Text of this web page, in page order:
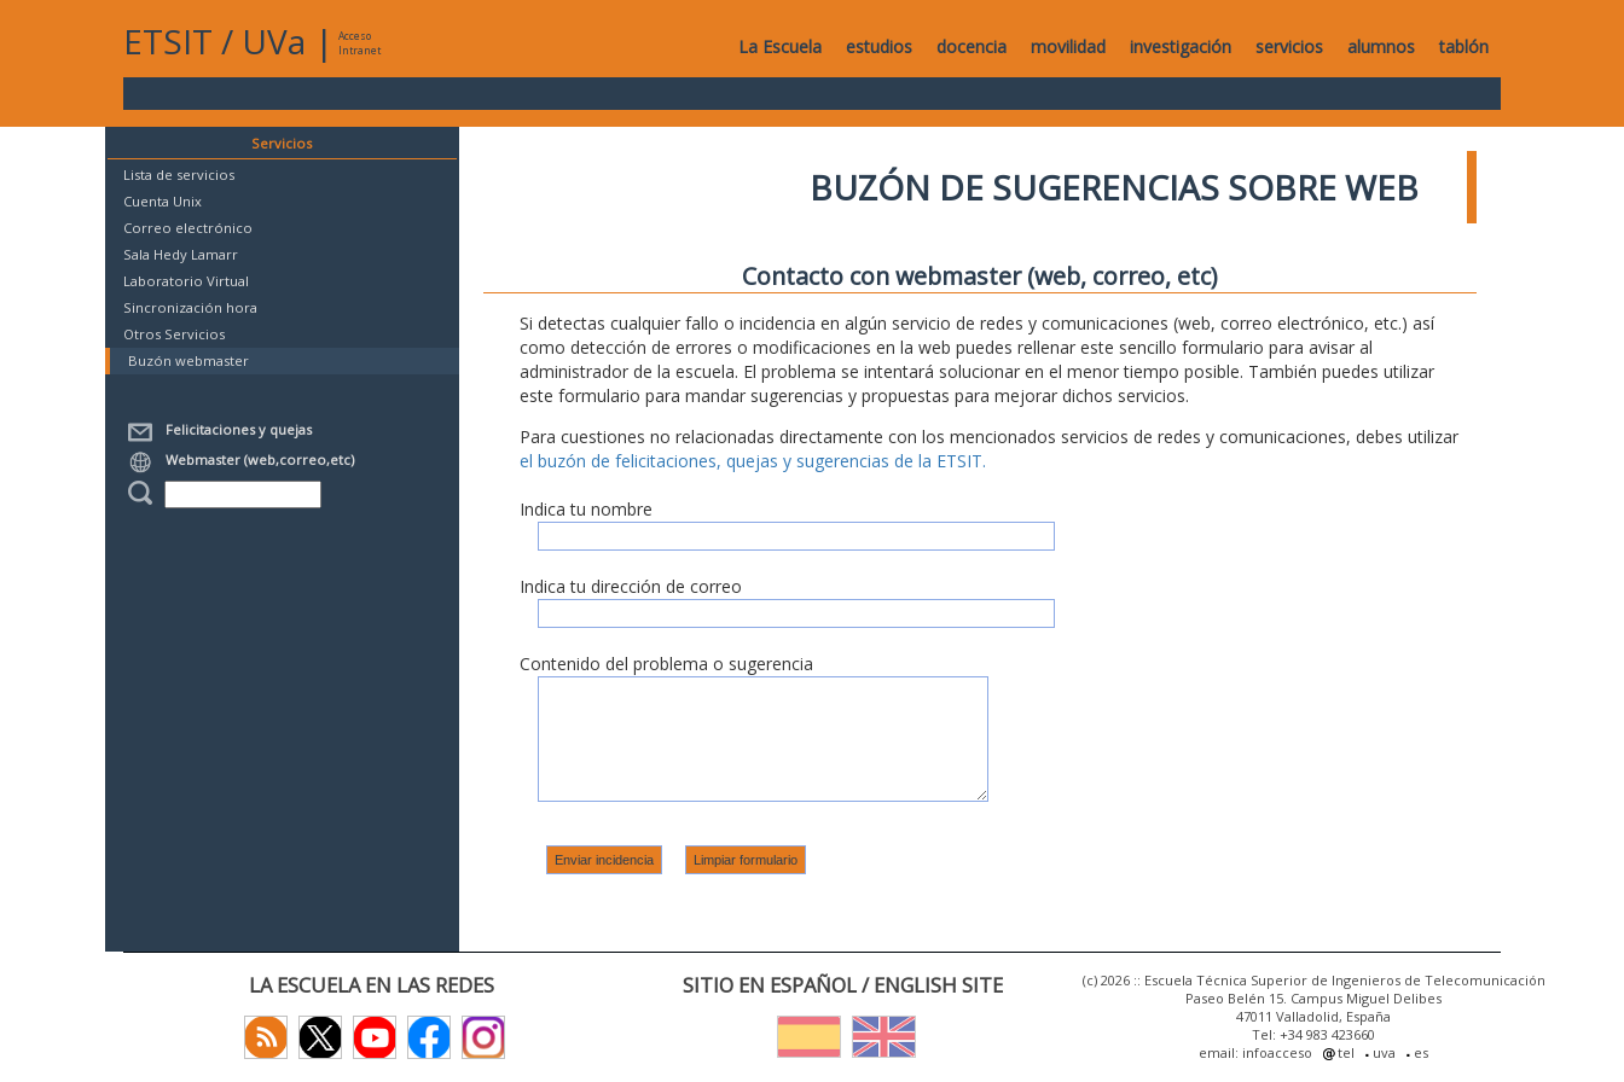
ETSIT / UVa |
Acceso
Intranet
La Escuela estudios docencia movilidad investigación servicios alumnos tablón
Servicios
Lista de servicios
Cuenta Unix
Correo electrónico
Sala Hedy Lamarr
Laboratorio Virtual
Sincronización hora
Otros Servicios
Buzón webmaster
Felicitaciones y quejas
Webmaster (web,correo,etc)
BUZÓN DE SUGERENCIAS SOBRE WEB
Contacto con webmaster (web, correo, etc)
Si detectas cualquier fallo o incidencia en algún servicio de redes y comunicaciones (web, correo electrónico, etc.) así
como detección de errores o modificaciones en la web puedes rellenar este sencillo formulario para avisar al
administrador de la escuela. El problema se intentará solucionar en el menor tiempo posible. También puedes utilizar
este formulario para mandar sugerencias y propuestas para mejorar dichos servicios.
Para cuestiones no relacionadas directamente con los mencionados servicios de redes y comunicaciones, debes utilizar
el buzón de felicitaciones, quejas y sugerencias de la ETSIT.
Indica tu nombre
Indica tu dirección de correo
Contenido del problema o sugerencia
LA ESCUELA EN LAS REDES SITIO EN ESPAÑOL / ENGLISH SITE
(c) 2026 :: Escuela Técnica Superior de Ingenieros de Telecomunicación
Paseo Belén 15. Campus Miguel Delibes
47011 Valladolid, España
Tel: +34 983 423660
email: infoacceso
tel uva es